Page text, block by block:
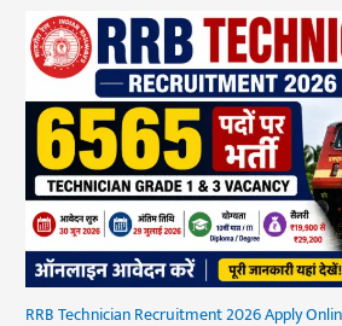
RRB Technician Recruitment 2026 Apply